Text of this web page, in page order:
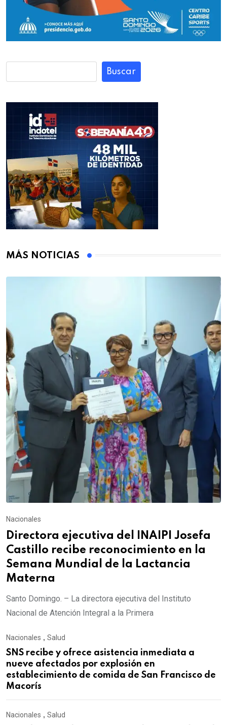
Buscar
MÁS NOTICIAS
Nacionales
Directora ejecutiva del INAIPI Josefa
Castillo recibe reconocimiento en la
Semana Mundial de la Lactancia
Materna
Santo Domingo. – La directora ejecutiva del Instituto
Nacional de Atención Integral a la Primera
Nacionales , Salud
SNS recibe y ofrece asistencia inmediata a
nueve afectados por explosión en
establecimiento de comida de San Francisco de
Macorís
Nacionales , Salud